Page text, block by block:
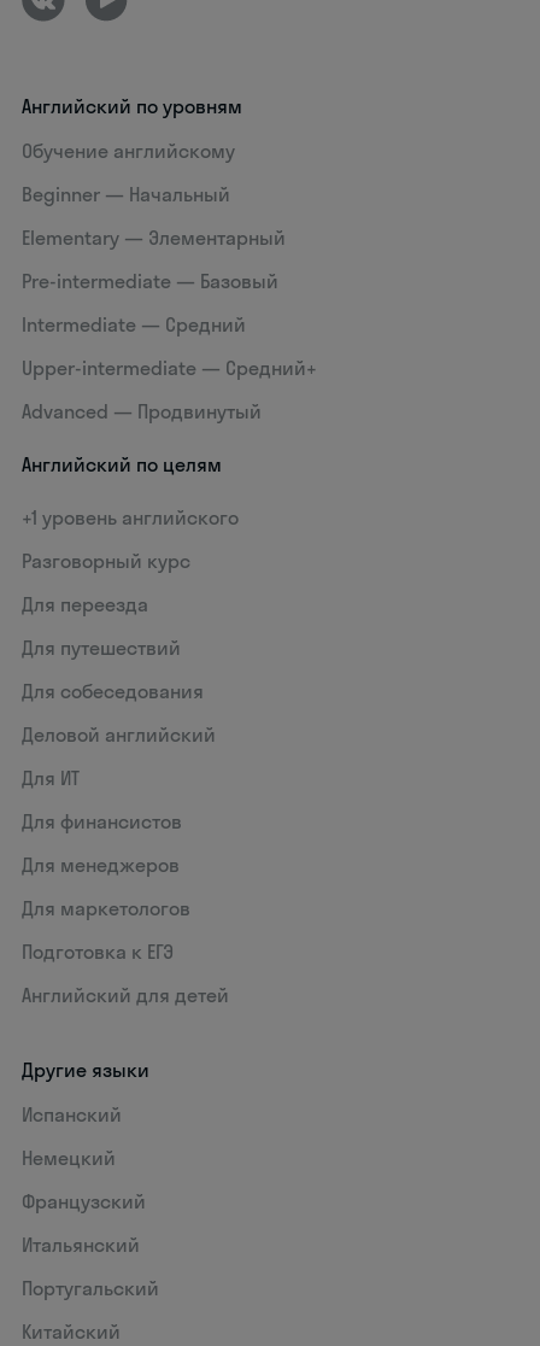
Английский по уровням
Обучение английскому
Beginner — Начальный
Elementary — Элементарный
Pre-intermediate — Базовый
Intermediate — Средний
Upper-intermediate — Средний+
Advanced — Продвинутый
Английский по целям
+1 уровень английского
Разговорный курс
Для переезда
Для путешествий
Для собеседования
Деловой английский
Для ИТ
Для финансистов
Для менеджеров
Для маркетологов
Подготовка к ЕГЭ
Английский для детей
Другие языки
Испанский
Немецкий
Французский
Итальянский
Португальский
Китайский